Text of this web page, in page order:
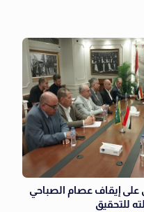
على إيقاف عصام الصباحي
للتحقيق